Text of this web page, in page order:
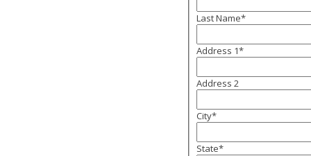
Last Name*
Address 1*
Address 2
City*
State*